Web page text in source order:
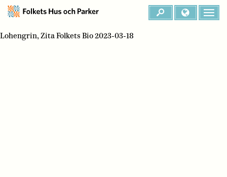
Lohengrin, Zita Folkets Bio 2023-03-18